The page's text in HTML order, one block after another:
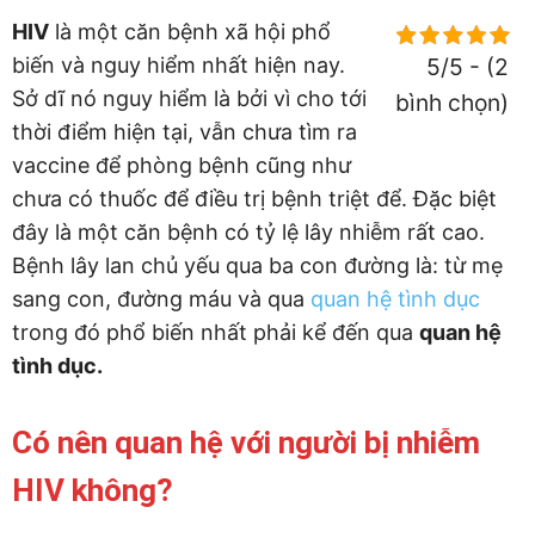
5/5 - (2
bình chọn)
HIV là một căn bệnh xã hội phổ
biến và nguy hiểm nhất hiện nay.
Sở dĩ nó nguy hiểm là bởi vì cho tới
thời điểm hiện tại, vẫn chưa tìm ra
vaccine để phòng bệnh cũng như
chưa có thuốc để điều trị bệnh triệt để. Đặc biệt
đây là một căn bệnh có tỷ lệ lây nhiễm rất cao.
Bệnh lây lan chủ yếu qua ba con đường là: từ mẹ
sang con, đường máu và qua quan hệ tình dục
trong đó phổ biến nhất phải kể đến qua quan hệ
tình dục.
Có nên quan hệ với người bị nhiễm
HIV không?